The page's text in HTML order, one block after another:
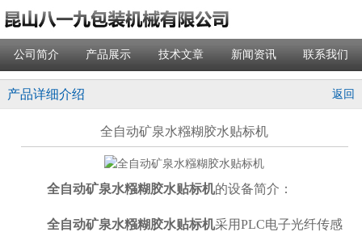
公司简介 产品展示 技术文章 新闻资讯 联系我们
产品详细介绍 返回
全自动矿泉水糨糊胶水贴标机
全自动矿泉水糨糊胶水贴标机的设备简介：
全自动矿泉水糨糊胶水贴标机采用PLC电子光纤传感